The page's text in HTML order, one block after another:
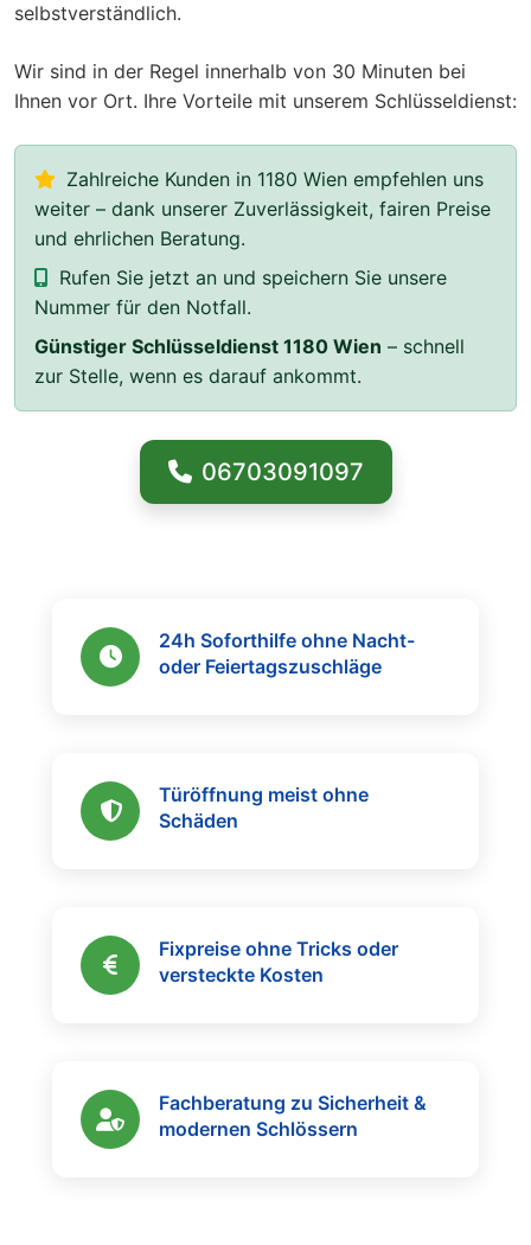
selbstverständlich.
Wir sind in der Regel innerhalb von 30 Minuten bei
Ihnen vor Ort. Ihre Vorteile mit unserem Schlüsseldienst:
Zahlreiche Kunden in 1180 Wien empfehlen uns
weiter – dank unserer Zuverlässigkeit, fairen Preise
und ehrlichen Beratung.
Rufen Sie jetzt an und speichern Sie unsere
Nummer für den Notfall.
Günstiger Schlüsseldienst 1180 Wien – schnell
zur Stelle, wenn es darauf ankommt.
06703091097
24h Soforthilfe ohne Nacht-
oder Feiertagszuschläge
Türöffnung meist ohne
Schäden
Fixpreise ohne Tricks oder
versteckte Kosten
Fachberatung zu Sicherheit &
modernen Schlössern